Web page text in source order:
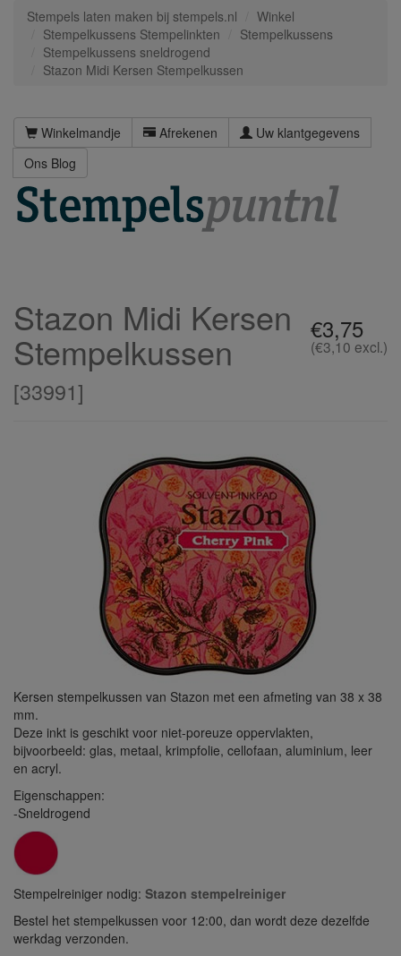
Stempels laten maken bij stempels.nl
Winkel
Stempelkussens Stempelinkten
Stempelkussens
Stempelkussens sneldrogend
Stazon Midi Kersen Stempelkussen
Winkelmandje Afrekenen
Uw klantgegevens
Ons Blog
€3,75
(€3,10 excl.)
Stazon Midi Kersen
Stempelkussen
[33991]
Kersen stempelkussen van Stazon met een afmeting van 38 x 38
mm.
Deze inkt is geschikt voor niet-poreuze oppervlakten,
bijvoorbeeld: glas, metaal, krimpfolie, cellofaan, aluminium, leer
en acryl.
Eigenschappen:
-Sneldrogend
Stempelreiniger nodig: Stazon stempelreiniger
Bestel het stempelkussen voor 12:00, dan wordt deze dezelfde
werkdag verzonden.